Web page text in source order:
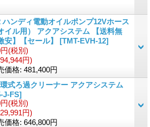
ハンディ電動オイルポンプ12Vホース
イル用） アクアシステム 【送料無
安】【セール】 [TMT-EVH-12]
(税別)
円)
価格: 481,400円
式ろ過クリーナー アクアシステム
J-FS]
(税別)
円)
価格: 646,800円